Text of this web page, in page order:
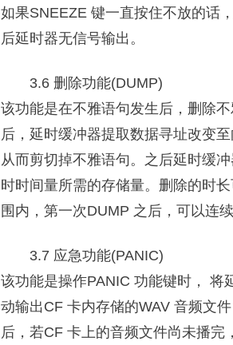
如果SNEEZE 键一直按住不放的话
后延时器无信号输出。
3.6 删除功能(DUMP)
该功能是在不雅语句发生后，删除
后，延时缓冲器提取数据寻址改变
从而剪切掉不雅语句。之后延时缓
时时间量所需的存储量。删除的时
围内，第一次DUMP 之后，可以连
3.7 应急功能(PANIC)
该功能是操作PANIC 功能键时， 将
动输出CF 卡内存储的WAV 音频文
后，若CF 卡上的音频文件尚未播